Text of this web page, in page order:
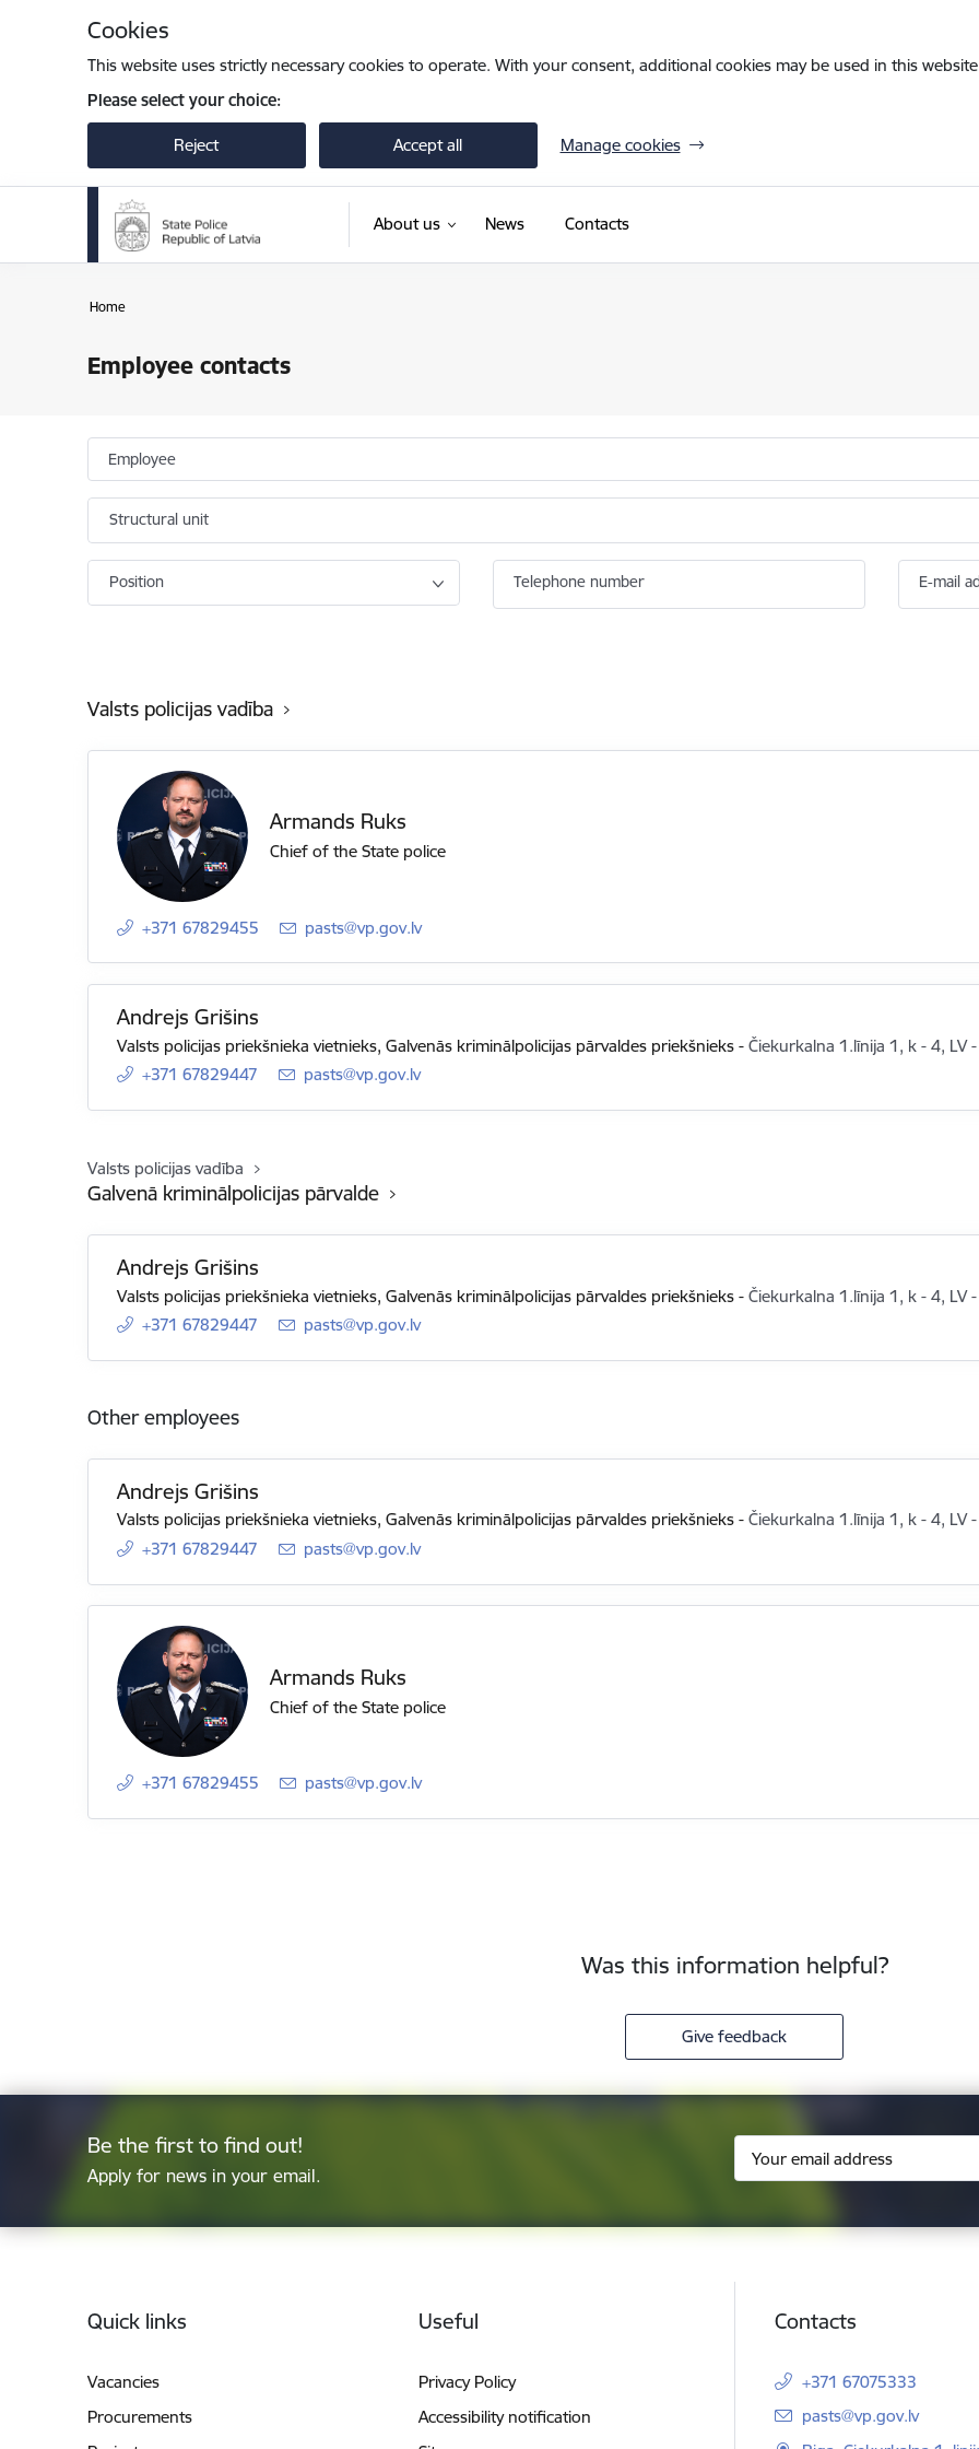
Cookies
This website uses strictly necessary cookies to operate. With your consent, additional cookies may be used in this
Please select your choice:
Reject Accept all Manage cookies
About us News Contacts
Home
Employee contacts
Employee
Structural unit
Position Telephone number E-mail
Valsts policijas vadība
Armands Ruks
Chief of the State police
+371 67829455 E-mail:
pasts@vp.gov.lv
Andrejs Grišins
Valsts policijas priekšnieka vietnieks, Galvenās kriminālpolicijas pārvaldes priekšnieks - Čiekurkalna 1.līnija 1, k - 4, LV
+371 67829447
E-mail:
pasts@vp.gov.lv
Valsts policijas vadība
Galvenā kriminālpolicijas pārvalde
Andrejs Grišins
Valsts policijas priekšnieka vietnieks, Galvenās kriminālpolicijas pārvaldes priekšnieks - Čiekurkalna 1.līnija 1, k - 4, LV
+371 67829447
E-mail:
pasts@vp.gov.lv
Other employees
Andrejs Grišins
Valsts policijas priekšnieka vietnieks, Galvenās kriminālpolicijas pārvaldes priekšnieks - Čiekurkalna 1.līnija 1, k - 4, LV
+371 67829447
E-mail:
pasts@vp.gov.lv
Armands Ruks
Chief of the State police
+371 67829455 E-mail:
pasts@vp.gov.lv
Was this information helpful?
Give feedback
Be the first to find out!
Apply for news in your email.
Quick links
Vacancies
Procurements
Useful
Privacy Policy
Accessibility notification
Contacts
+371 67075333
E-mail:
pasts@vp.gov.lv